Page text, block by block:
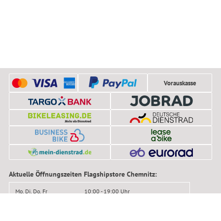
Vorauskasse
Aktuelle Öffnungszeiten Flagshipstore Chemnitz:
Mo, Di, Do, Fr
10:00 - 19:00 Uhr